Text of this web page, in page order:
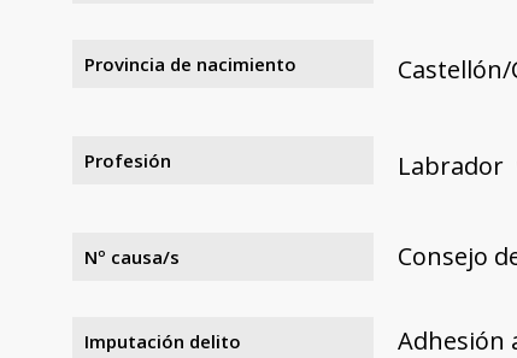
Provincia de nacimiento Castellón/
Profesión Labrador
Nº causa/s Consejo
Imputación delito Adhesión